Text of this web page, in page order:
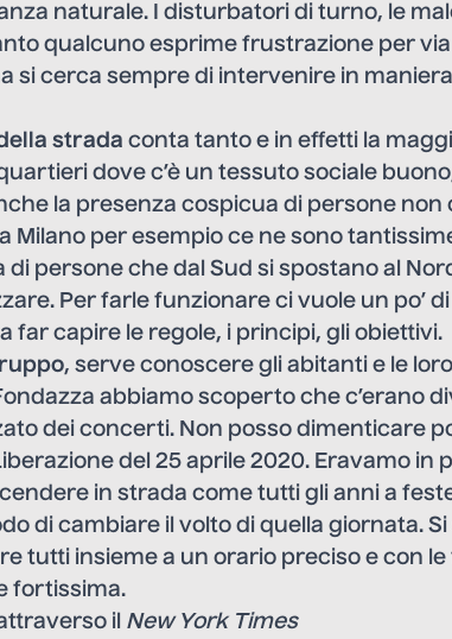
naturale. I disturbatori di turno, le
qualcuno esprime frustrazione per
si cerca sempre di intervenire in
strada conta tanto e in effetti la
dove c’è un tessuto sociale
la presenza cospicua di persone non
Milano per esempio ce ne sono
di persone che dal Sud si spostano al
Per farle funzionare ci vuole un po’
far capire le regole, i principi, gli obiettivi.
, serve conoscere gli abitanti e le
abbiamo scoperto che c’erano
dei concerti. Non posso dimenticare
del 25 aprile 2020. Eravamo in
in strada come tutti gli anni a
di cambiare il volto di quella giornata. Si
tutti insieme a un orario preciso e con
fortissima.
il New York Times